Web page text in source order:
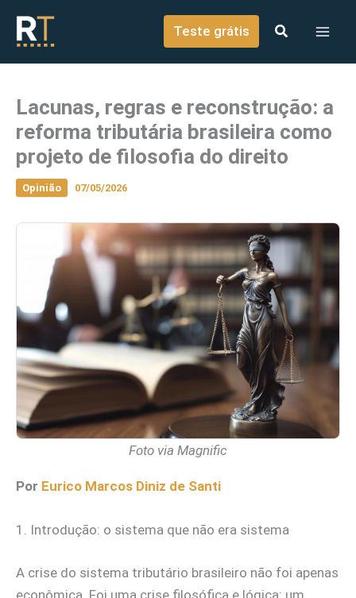
conteúdo
Teste grátis
Lacunas, regras e reconstrução: a
reforma tributária brasileira como
projeto de filosofia do direito
Opinião 07/05/2026
Foto via Magnific
Por Eurico Marcos Diniz de Santi
1. Introdução: o sistema que não era sistema
A crise do sistema tributário brasileiro não foi apenas
econômica. Foi uma crise filosófica e lógica: um